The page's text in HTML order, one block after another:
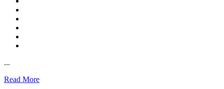
...
Read More